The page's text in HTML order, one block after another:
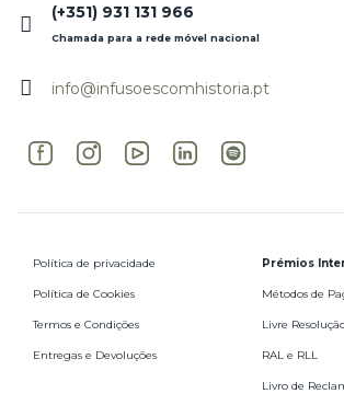
(+351) 931 131 966
Chamada para a rede móvel nacional
info@infusoescomhistoria.pt
Política de privacidade
Política de Cookies
Termos e Condições
Entregas e Devoluções
Prémios
Métodos de
Livre
RAL e RLL
Livro de